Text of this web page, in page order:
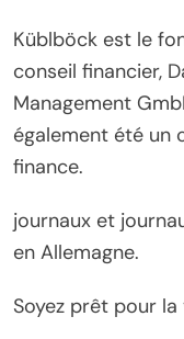
Küblböck est le
conseil financier,
Management
également été un
finance.
journaux et
en Allemagne.
Soyez prêt pour